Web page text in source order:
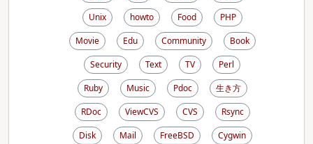
Unix
howto Food
PHP
Movie
Edu Community
Book
Security
Text TV
Perl
Ruby
Music Pdoc
生き方
RDoc
ViewCVS CVS
Rsync
Disk
Mail FreeBSD
Cygwin